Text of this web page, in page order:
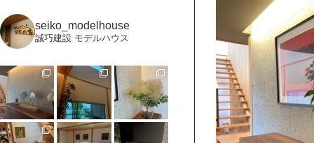
もっと見る
seiko_modelhouse
誠巧建設 モデルハウス